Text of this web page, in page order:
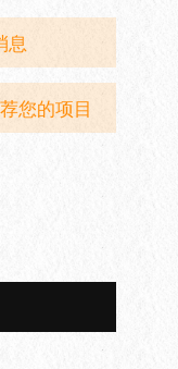
息
您的项目